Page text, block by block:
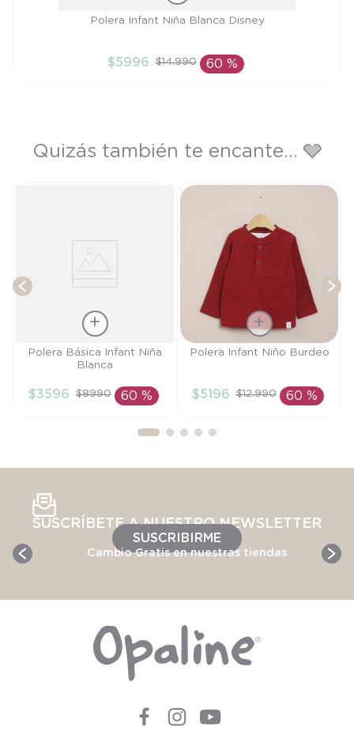
AÑADIR AL CARRITO
Polera Infant Niña Blanca Disney
$5996 $14.990 60 %
Quizás también te encante... 🩶
Talla
AÑADIR AL
Polera Básica Infant Niña
Blanca
$3596 $8990 60 %
Talla
AÑADIR AL
Polera Infant Niño Burdeo
$5196 $12.990 60 %
SUSCRÍBETE A NUESTRO NEWSLETTER
SUSCRIBIRME
Cambio Gratis en nuestras tiendas